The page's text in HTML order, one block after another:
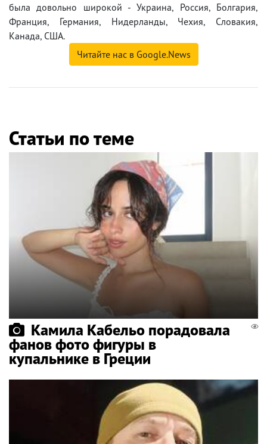
была довольно широкой - Украина, Россия, Болгария,
Франция, Германия, Нидерланды, Чехия, Словакия,
Канада, США.
Читайте нас в Google.News
Статьи по теме
Камила Кабельо порадовала
фанов фото фигуры в
купальнике в Греции